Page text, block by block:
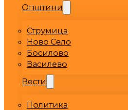
Општини
Струмица
Ново Село
Босилово
Василево
Вести
Политика